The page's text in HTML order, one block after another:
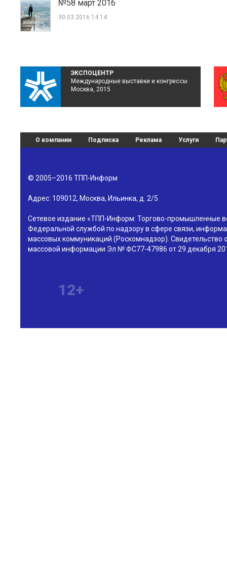
№58 март 2016
30.03.2016 14:14
ЭКСПОЦЕНТР
Международные выставки и конгрессы
Москва, 2015
О компании Подписка Реклама Услуги
© 2005–2016 ТПП-Информ
Адрес: 109012, Москва, Ильинка, д. 2/5
Сетевое издание «ТПП-Информ: Торгово-промышленные
Федеральной службой по надзору в сфере связи,
массовых коммуникаций (Роскомнадзор). Свидетельство
массовой информации Эл № ФС77-47986 от 29 декабря
12+